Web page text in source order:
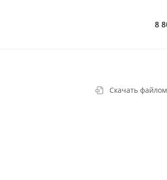
8
Скачать файлом